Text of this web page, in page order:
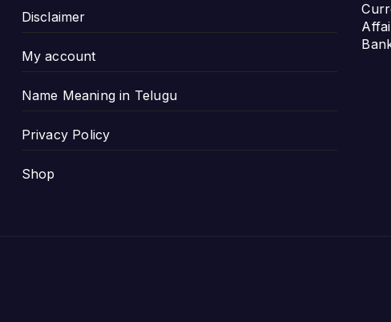
Disclaimer
My account
Name Meaning in Telugu
Privacy Policy
Shop